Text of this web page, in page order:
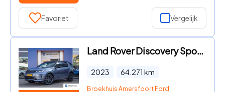
Favoriet Vergelijk
Land Rover Discovery Sport - P300e 1.5 R-Dynamic SE | Trekhaak | Meridian audio | Camera
2023 64.271 km
Broekhuis Amersfoort Ford